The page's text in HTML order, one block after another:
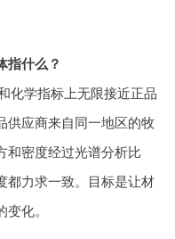
指什么？
化学指标上无限接近正品
供应商来自同一地区的牧
和密度经过光谱分析比
都力求一致。目标是让材
化。